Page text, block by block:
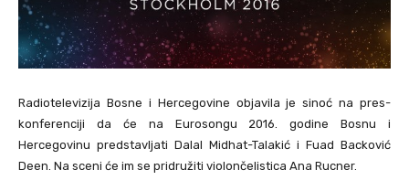
Radiotelevizija Bosne i Hercegovine objavila je sinoć na pres-
konferenciji da će na Eurosongu 2016. godine Bosnu i
Hercegovinu predstavljati Dalal Midhat-Talakić i Fuad Backović
Deen. Na sceni će im se pridružiti violončelistica Ana Rucner.